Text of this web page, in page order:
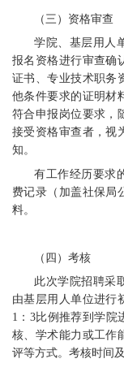
（三）资格审查
学院、基层用人
报名资格进行审查确
证书、专业技术职务
他条件要求的证明材
符合申报岗位要求，
接受资格审查者，视
知。
有工作经历要求
费记录（加盖社保局
料。
（四）考核
此次学院招聘采
由基层用人单位进行
1：3比例推荐到学院
核、学术能力或工作
评等方式。考核时间